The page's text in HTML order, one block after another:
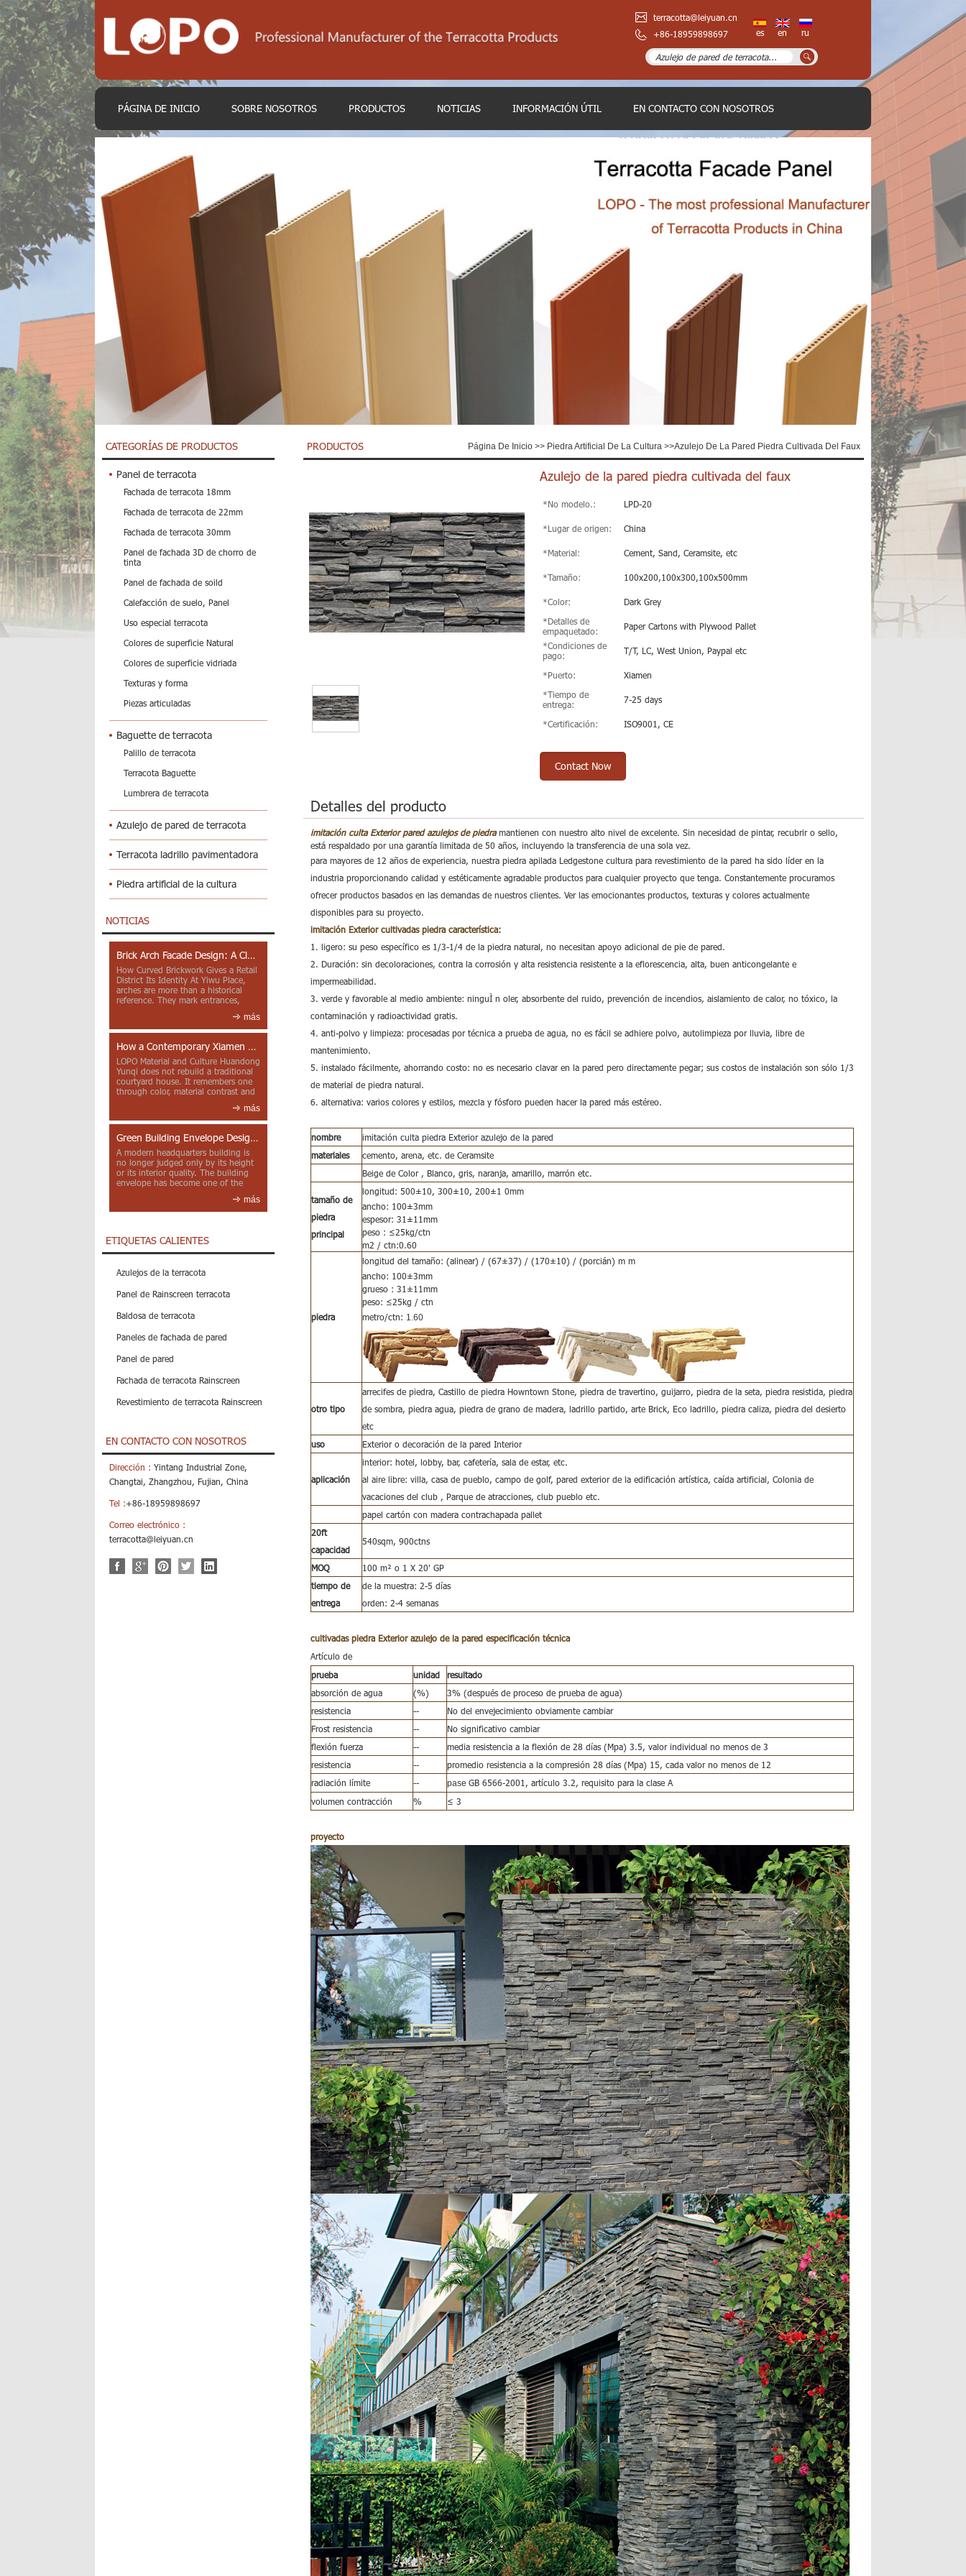
terracotta@leiyuan.cn
+86-18959898697
es en ru
PÁGINA DE INICIO SOBRE NOSOTROS PRODUCTOS NOTICIAS INFORMACIÓN ÚTIL EN CONTACTO CON NOSOTROS
CATEGORÍAS DE PRODUCTOS
Panel de terracota
Fachada de terracota 18mm
Fachada de terracota de 22mm
Fachada de terracota 30mm
Panel de fachada 3D de chorro de
tinta
Panel de fachada de soild
Calefacción de suelo, Panel
Uso especial terracota
Colores de superficie Natural
Colores de superficie vidriada
Texturas y forma
Piezas articuladas
Baguette de terracota
Palillo de terracota
Terracota Baguette
Lumbrera de terracota
Azulejo de pared de terracota
Terracota ladrillo pavimentadora
Piedra artificial de la cultura
NOTICIAS
Brick Arch Facade Design: A Closer Look at Yiwu Place
How Curved Brickwork Gives a Retail
District Its Identity At Yiwu Place,
arches are more than a historical
reference. They mark entrances,
más
How a Contemporary Xiamen Project Reframes Minnan Red Brick
LOPO Material and Culture Huandong
Yunqi does not rebuild a traditional
courtyard house. It remembers one
through color, material contrast and
más
Green Building Envelope Design: Clay Sunscreen Fins for Modern Headquarters Architecture
A modern headquarters building is
no longer judged only by its height
or its interior quality. The building
envelope has become one of the
más
ETIQUETAS CALIENTES
Azulejos de la terracota
Panel de Rainscreen terracota
Baldosa de terracota
Paneles de fachada de pared
Panel de pared
Fachada de terracota Rainscreen
Revestimiento de terracota Rainscreen
EN CONTACTO CON NOSOTROS
Dirección : Yintang Industrial Zone,
Changtai, Zhangzhou, Fujian, China
Tel :+86-18959898697
Correo electrónico :
terracotta@leiyuan.cn
PRODUCTOS Página De Inicio >> Piedra Artificial De La Cultura >>Azulejo De La Pared Piedra Cultivada Del Faux
Azulejo de la pared piedra cultivada del faux
*No modelo.: LPD-20
*Lugar de origen: China
*Material: Cement, Sand, Ceramsite, etc
*Tamaño: 100x200,100x300,100x500mm
*Color:
Dark Grey
*Detalles de
empaquetado:
Paper Cartons with Plywood Pallet
*Condiciones de
pago:
T/T, LC, West Union, Paypal etc
*Puerto:
Xiamen
*Tiempo de
entrega:
7-25 days
*Certificación: ISO9001, CE
Contact Now
Detalles del producto
imitación culta Exterior pared azulejos de piedramantienen con nuestro alto nivel de excelente. Sin necesidad de pintar, recubrir o sello,
está respaldado por una garantía limitada de 50 años, incluyendo la transferencia de una sola vez.
para mayores de 12 años de experiencia, nuestra piedra apilada Ledgestone cultura para revestimiento de la pared ha sido líder en la
industria proporcionando calidad y estéticamente agradable productos para cualquier proyecto que tenga. Constantemente procuramos
ofrecer productos basados en las demandas de nuestros clientes. Ver las emocionantes productos, texturas y colores actualmente
disponibles para su proyecto.
imitación Exterior cultivadas piedra característica:
1. ligero: su peso específico es 1/3-1/4 de la piedra natural, no necesitan apoyo adicional de pie de pared.
2. Duración: sin decoloraciones, contra la corrosión y alta resistencia resistente a la eflorescencia, alta, buen anticongelante e
impermeabilidad.
3. verde y favorable al medio ambiente: ninguÌ n oler, absorbente del ruido, prevención de incendios, aislamiento de calor, no tóxico, la
contaminación y radioactividad gratis.
4. anti-polvo y limpieza: procesadas por técnica a prueba de agua, no es fácil se adhiere polvo, autolimpieza por lluvia, libre de
mantenimiento.
5. instalado fácilmente, ahorrando costo: no es necesario clavar en la pared pero directamente pegar; sus costos de instalación son sólo 1/3
de material de piedra natural.
6. alternativa: varios colores y estilos, mezcla y fósforo pueden hacer la pared más estéreo.
nombre
imitación culta piedra Exterior azulejo de la pared
materiales
cemento, arena, etc. de Ceramsite
Beige de Color , Blanco, gris, naranja, amarillo, marrón etc.
tamaño de
piedra
principal
longitud: 500±10, 300±10, 200±1 0mm
ancho: 100±3mm
espesor: 31±11mm
peso : ≤25kg/ctn
m2 / ctn:0.60
piedra
longitud del tamaño: (alinear) / (67±37) / (170±10) / (porcián) m m
ancho: 100±3mm
grueso : 31±11mm
peso: ≤25kg / ctn
metro/ctn: 1.60
otro tipo
arrecifes de piedra, Castillo de piedra Howntown Stone, piedra de travertino, guijarro, piedra de la seta, piedra resistida, piedra
de sombra, piedra agua, piedra de grano de madera, ladrillo partido, arte Brick, Eco ladrillo, piedra caliza, piedra del desierto
etc
uso
Exterior o decoración de la pared Interior
aplicación
interior: hotel, lobby, bar, cafetería, sala de estar, etc.
al aire libre: villa, casa de pueblo, campo de golf, pared exterior de la edificación artística, caída artificial, Colonia de
vacaciones del club , Parque de atracciones, club pueblo etc.
papel cartón con madera contrachapada pallet
20ft
capacidad
540sqm, 900ctns
MOQ
100 m² o 1 X 20' GP
tiempo de
entrega
de la muestra: 2-5 días
orden: 2-4 semanas
cultivadas piedra Exterior azulejo de la pared especificación técnica
Artículo de
prueba
unidad
resultado
absorción de agua
(%)
3% (después de proceso de prueba de agua)
resistencia
--
No del envejecimiento obviamente cambiar
Frost resistencia
--
No significativo cambiar
flexión fuerza
--
media resistencia a la flexión de 28 días (Mpa) 3.5, valor individual no menos de 3
resistencia
--
promedio resistencia a la compresión 28 días (Mpa) 15, cada valor no menos de 12
radiación límite
-- pase GB 6566-2001, artículo 3.2, requisito para la clase A
volumen contracción
% ≤ 3
proyecto